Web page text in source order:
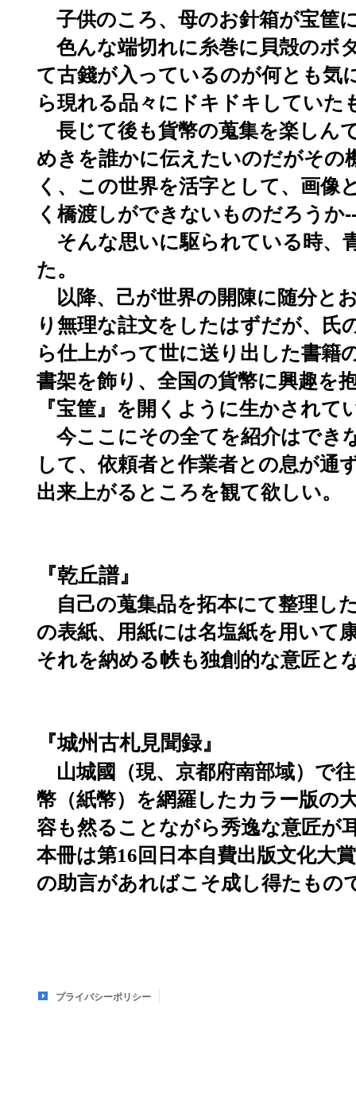
子供のころ、母のお針箱が宝筐
色んな端切れに糸巻に貝殻のボ
て古錢が入っているのが何とも気
ら現れる品々にドキドキしていた
長じて後も貨幣の蒐集を楽しん
めきを誰かに伝えたいのだがその
く、この世界を活字として、画像
く橋渡しができないものだろうか
そんな思いに駆られている時、
た。
以降、己が世界の開陳に随分と
り無理な註文をしたはずだが、氏
ら仕上がって世に送り出した書籍
書架を飾り、全国の貨幣に興趣を
『宝筐』を開くように生かされて
今ここにその全てを紹介はでき
して、依頼者と作業者との息が通
出来上がるところを観て欲しい。
『乾丘譜』
自己の蒐集品を拓本にて整理し
の表紙、用紙には名塩紙を用いて
それを納める帙も独創的な意匠と
『城州古札見聞録』
山城國（現、京都府南部域）で
幣（紙幣）を網羅したカラー版の
容も然ることながら秀逸な意匠が
本冊は第16回日本自費出版文化大
の助言があればこそ成し得たもの
プライバシーポリシー